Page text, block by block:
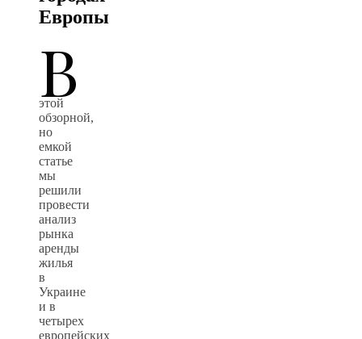
Европы
В
этой
обзорной,
но
емкой
статье
мы
решили
провести
анализ
рынка
аренды
жилья
в
Украине
и в
четырех
европейских